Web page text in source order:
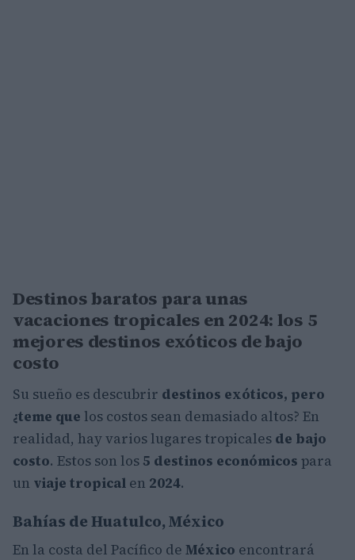
Destinos baratos para unas
vacaciones tropicales en 2024: los 5
mejores destinos exóticos de bajo
costo
Su sueño es descubrir destinos exóticos, pero
¿teme que los costos sean demasiado altos? En
realidad, hay varios lugares tropicales de bajo
costo. Estos son los 5 destinos económicos para
un viaje tropical en 2024.
Bahías de Huatulco, México
En la costa del Pacífico de México encontrará